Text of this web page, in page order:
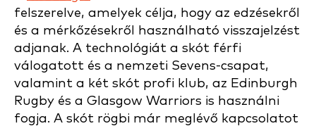
felszerelve, amelyek célja, hogy az edzésekről
és a mérkőzésekről használható visszajelzést
adjanak. A technológiát a skót férfi
válogatott és a nemzeti Sevens-csapat,
valamint a két skót profi klub, az Edinburgh
Rugby és a Glasgow Warriors is használni
fogja. A skót rögbi már meglévő kapcsolatot